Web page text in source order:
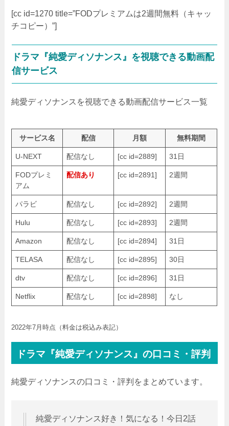
[cc id=1270 title=”FODプレミアムは2週間無料（キャッ
チコピー）”]
ドラマ『純愛ディソナンス』を視聴できる動画配
信サービス
純愛ディソナンスを視聴できる動画配信サービス一覧
サービス名 配信 月額 無料期間
U-NEXT 配信なし [cc id=2889] 31日
FODプレミ
アム
配信あり [cc id=2891] 2週間
パラビ 配信なし [cc id=2892] 2週間
Hulu 配信なし [cc id=2893] 2週間
Amazon 配信なし [cc id=2894] 31日
TELASA 配信なし [cc id=2895] 30日
dtv 配信なし [cc id=2896] 31日
Netflix 配信なし [cc id=2898] なし
2022年7月時点（料金は税込み表記）
ドラマ『純愛ディソナンス』の口コミ・評判
純愛ディソナンスの口コミ・評判をまとめています。
純愛ディソナンス好き！気になる！今日2話